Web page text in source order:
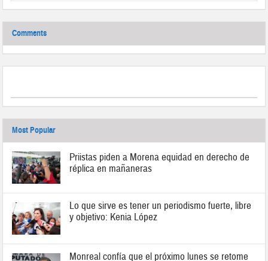
Comments
Most Popular
Priistas piden a Morena equidad en derecho de
réplica en mañaneras
Lo que sirve es tener un periodismo fuerte, libre
y objetivo: Kenia López
Monreal confía que el próximo lunes se retome